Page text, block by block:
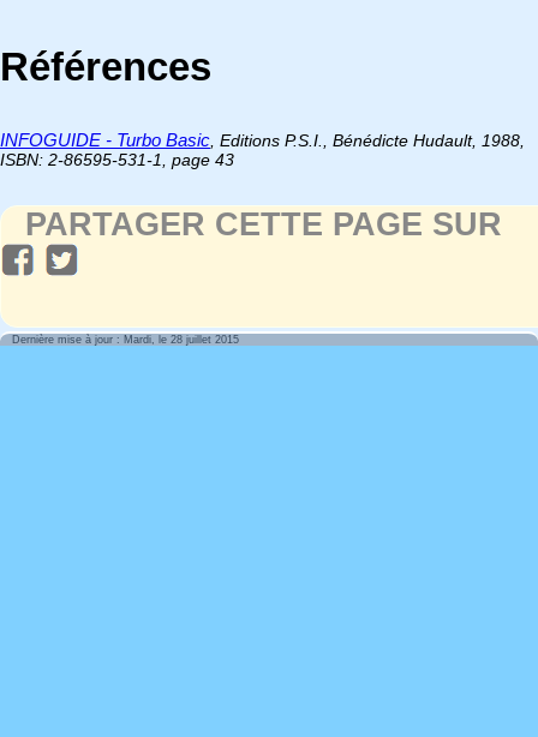
Références
INFOGUIDE - Turbo Basic , Editions P.S.I., Bénédicte Hudault, 1988,
ISBN: 2-86595-531-1, page 43
PARTAGER CETTE PAGE SUR
Dernière mise à jour : Mardi, le 28 juillet 2015